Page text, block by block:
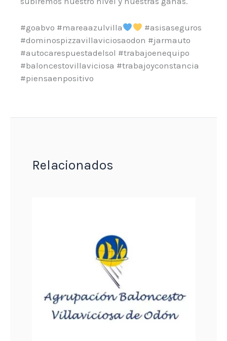
#goabvo #mareaazulvilla
#asisaseguros
#dominospizzavillaviciosaodon #jarmauto
#autocarespuestadelsol #trabajoenequipo
#baloncestovillaviciosa #trabajoyconstancia
#piensaenpositivo
Relacionados